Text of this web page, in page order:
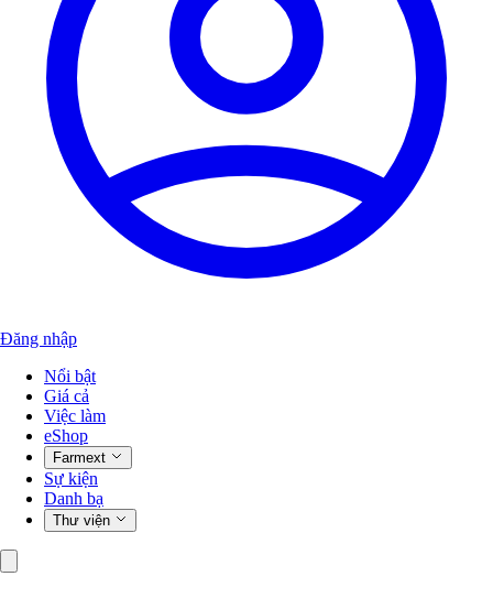
Đăng nhập
Nổi bật
Giá cả
Việc làm
eShop
Farmext
Sự kiện
Danh bạ
Thư viện